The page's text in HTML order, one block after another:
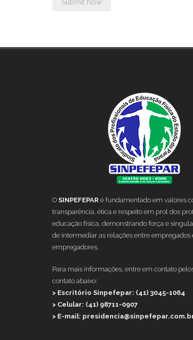
O SINPEFEPAR é fundamentado em valores
transparência, ética e respeito em prol dos
educação física, demonstrando força e
de intermediar as relações entre empregados
empregadores.
Para mais informações, entre em contato
contato abaixo:
> Escritório Sinpefepar: (41) 3045-1064
> Celular: (41) 98711-0907
> E-mail: